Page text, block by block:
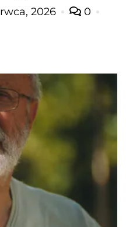
2026 0